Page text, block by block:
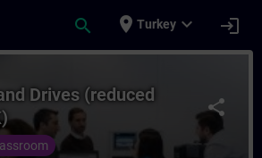
search place Turkey expand_more login
NC and Drives
share
Drives (reduced